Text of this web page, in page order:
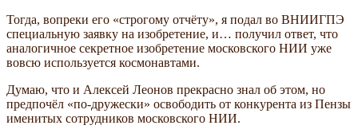
Тогда, вопреки его «строгому отчёту», я подал во ВНИИГПЭ
специальную заявку на изобретение, и… получил ответ, что
аналогичное секретное изобретение московского НИИ уже
вовсю используется космонавтами.
Думаю, что и Алексей Леонов прекрасно знал об этом, но
предпочёл «по-дружески» освободить от конкурента из Пензы
именитых сотрудников московского НИИ.